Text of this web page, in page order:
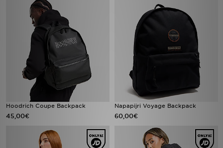
Hoodrich Coupe Backpack
45,00€
Napapijri Voyage Backpack
60,00€